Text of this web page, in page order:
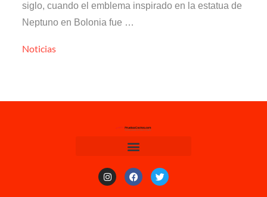
siglo, cuando el emblema inspirado en la estatua de
Neptuno en Bolonia fue …
Noticias